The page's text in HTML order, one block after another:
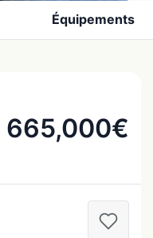
Équipements
665,000€